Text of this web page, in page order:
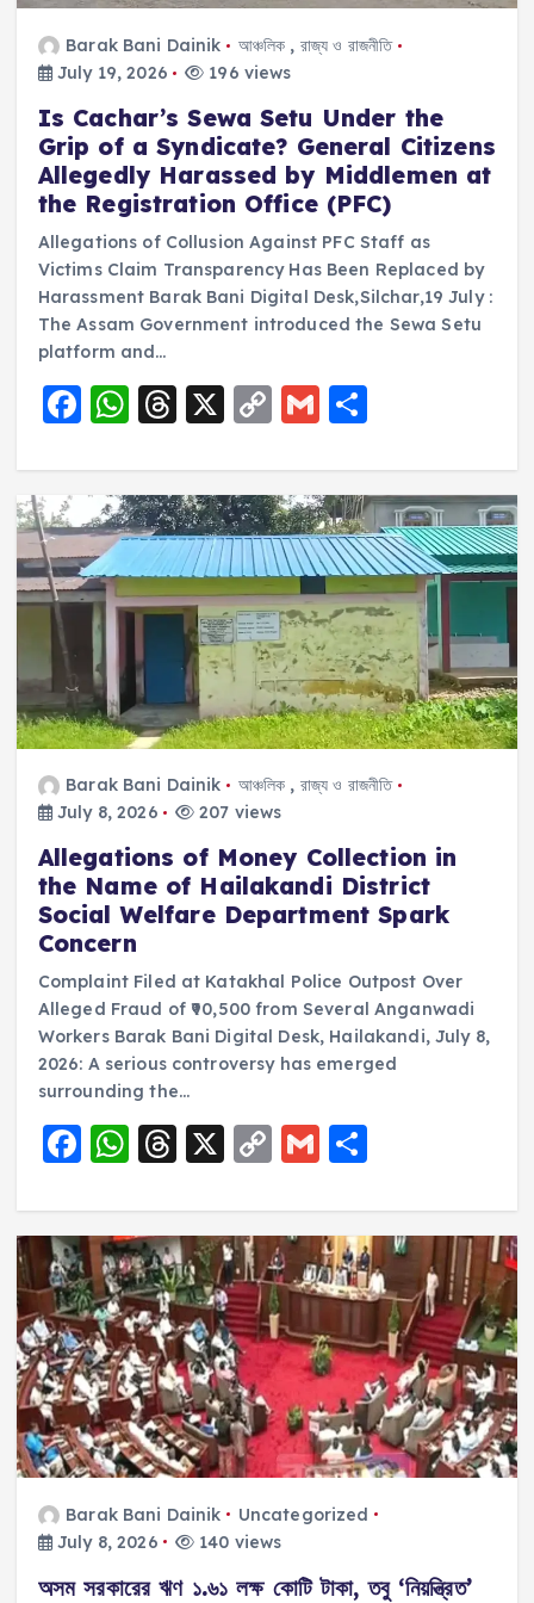
Barak Bani Dainik আঞ্চলিক , রাজ্য ও রাজনীতি
July 19, 2026
196 views
Is Cachar’s Sewa Setu Under the
Grip of a Syndicate? General Citizens
Allegedly Harassed by Middlemen at
the Registration Office (PFC)
Allegations of Collusion Against PFC Staff as
Victims Claim Transparency Has Been Replaced by
Harassment Barak Bani Digital Desk,Silchar,19 July :
The Assam Government introduced the Sewa Setu
platform and…
F
c
e
b
o
o
k
W
a
ts
A
p
p
T
re
a
d
s
X C
p
y
Li
n
k
G
ai
l
S
a
re
Barak Bani Dainik আঞ্চলিক , রাজ্য ও রাজনীতি
July 8, 2026
207 views
Allegations of Money Collection in
the Name of Hailakandi District
Social Welfare Department Spark
Concern
Complaint Filed at Katakhal Police Outpost Over
Alleged Fraud of ₹90,500 from Several Anganwadi
Workers Barak Bani Digital Desk, Hailakandi, July 8,
2026: A serious controversy has emerged
surrounding the…
F
c
e
b
o
o
k
W
a
ts
A
p
p
T
re
a
d
s
X C
p
y
Li
n
k
G
ai
l
S
a
re
Barak Bani Dainik
Uncategorized
July 8, 2026
140 views
অসম সরকারের ঋণ ১.৬১ লক্ষ কোটি টাকা, তবু ‘নিয়ন্ত্রিত’